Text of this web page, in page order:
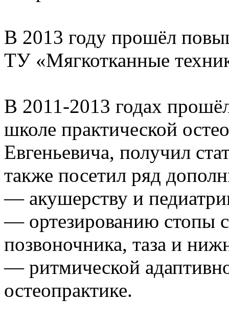
В 2013 году прошёл
ТУ «Мягкотканные
В 2011-2013 годах
школе практической
Евгеньевича, получил
также посетил ряд
— акушерству и
— ортезированию стопы
позвоночника, таза и
— ритмической
остеопрактике.